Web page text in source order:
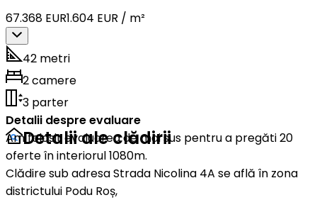
67.368 EUR1.604 EUR / m²
42 metri
2 camere
3 parter
Detalii despre evaluare
Am folosit evaluarea de mai sus pentru a pregăti 20
oferte în interiorul 1080m.
Detalii ale clădirii
Clădire sub adresa Strada Nicolina 4A se află în zona
districtului Podu Roș,